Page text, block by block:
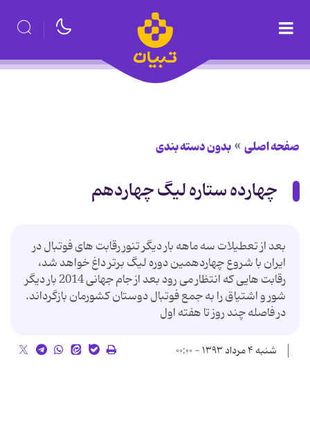
صفحه اصلی بدون دسته بندی
چهارده ستاره لیگ چهاردهم
بعد از تعطیلات سه ماهه بار دیگر تنور رقابت های فوتبال در
ایران با شروع چهاردهمین دوره لیگ برتر داغ خواهد شد،
رقابت هایی که انتظار می رود بعد از جام جهانی 2014 بار دیگر
شور و اشتیاق را به جمع فوتبال دوستان کشورمان بازگرداند.
در فاصله چند روز تا هفته اول
شنبه ۴ مرداد ۱۳۹۳ - ۰۰:۰۰